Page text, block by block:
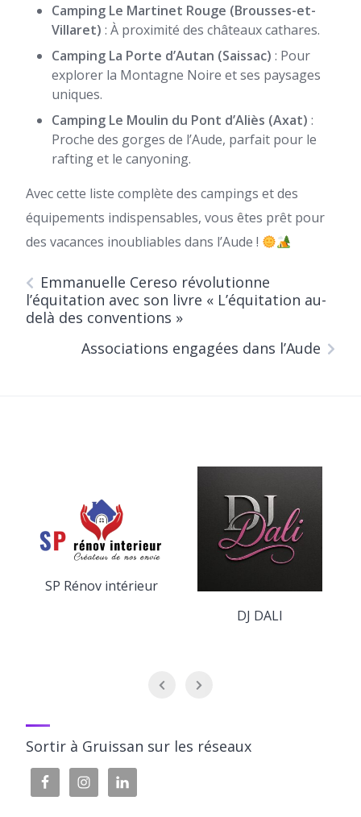
Camping Le Martinet Rouge (Brousses-et-
Villaret) : À proximité des châteaux cathares.
Camping La Porte d’Autan (Saissac) : Pour
explorer la Montagne Noire et ses paysages
uniques.
Camping Le Moulin du Pont d’Aliès (Axat) :
Proche des gorges de l’Aude, parfait pour le
rafting et le canyoning.
Avec cette liste complète des campings et des
équipements indispensables, vous êtes prêt pour
des vacances inoubliables dans l’Aude !
Emmanuelle Cereso révolutionne
l’équitation avec son livre « L’équitation au-
delà des conventions »
Associations engagées dans l’Aude
SP Rénov intérieur
DJ DALI
Sortir à Gruissan sur les réseaux